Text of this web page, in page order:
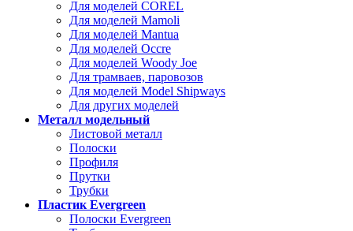
Для моделей COREL
Для моделей Mamoli
Для моделей Mantua
Для моделей Occre
Для моделей Woody Joe
Для трамваев, паровозов
Для моделей Model Shipways
Для других моделей
Металл модельный
Листовой металл
Полоски
Профиля
Прутки
Трубки
Пластик Evergreen
Полоски Evergreen